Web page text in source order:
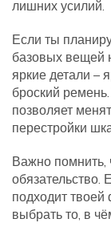
лишних усилий.
Если ты
базовых вещей
яркие детали –
броский
позволяет
перестройки
Важно помнить,
обязательство.
подходит
выбрать то, в